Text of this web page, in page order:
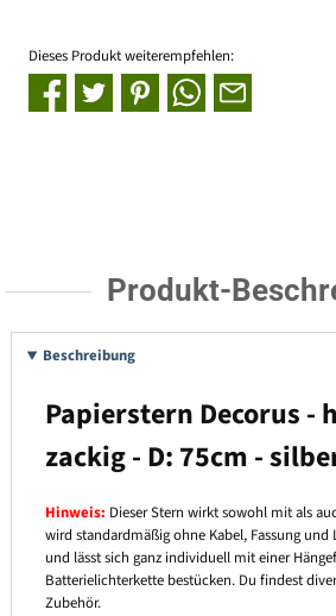
Dieses Produkt weiterempfehlen:
Produkt-
Beschreibung
Papierstern Decorus -
zackig - D: 75cm -
Hinweis: Dieser Stern wirkt sowohl mit als
wird standardmäßig ohne Kabel, Fassung
und lässt sich ganz individuell mit einer
Batterielichterkette bestücken. Du findest
Zubehör.